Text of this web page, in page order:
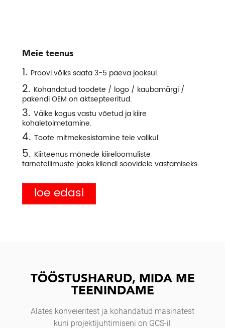
Meie teenus
1. Proovi võiks saata 3-5 päeva jooksul.
2. Kohandatud toodete / logo / kaubamärgi /
pakendi OEM on aktsepteeritud.
3.Väike kogus vastu võetud ja kiire
kohaletoimetamine.
4.Toote mitmekesistamine teie valikul.
5. Kiirteenus mõnede kiireloomuliste
tarnetellimuste jaoks kliendi soovidele vastamiseks.
loe edasi
TÖÖSTUSHARUD, MIDA ME
TEENINDAME
Alates konveieritest ja kohandatud masinatest
kuni projektijuhtimiseni on GCS-il